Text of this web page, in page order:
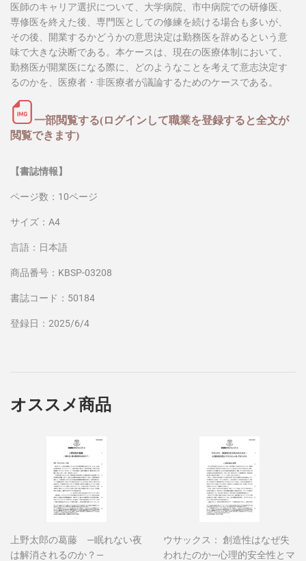
医師のキャリア選択について、大学病院、市中病院での研修医、
専修医を終えた後、専門医としての修練を続ける場合も多いが、
その後、開業するかどうかの意思決定は勤務医を辞めるという意
味で大きな決断である。本ケースは、現在の医療体制において、
勤務医が開業医になる際に、どのようなことを考えて意志決定す
るのかを、医療者・非医療者が議論するためのケースである。
一部閲覧する(ログインして職業を登録すると全文が
閲覧できます)
【書誌情報】
ページ数：10ページ
サイズ：A4
言語：日本語
商品番号：KBSP-03208
書誌コード：50184
登録日：2025/6/4
オススメ商品
上野太郎の葛藤 ―眠れない夜
は解消されるのか？―
ウサックス： 創造性はなぜ失
われたのか―心理的安全性とマ